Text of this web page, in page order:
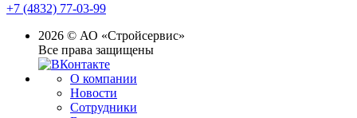
+7 (4832) 77-03-99
2026 © АО «Стройсервис»
Все права защищены
О компании
Новости
Сотрудники